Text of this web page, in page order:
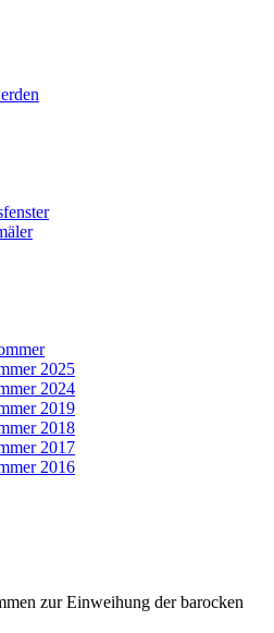
2025
2024
2019
2018
2017
2016
zur Einweihung der barocken